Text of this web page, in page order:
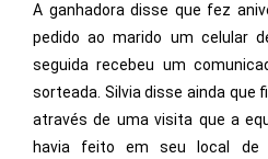
A ganhadora disse que fez
pedido ao marido um celular
seguida recebeu um
sorteada. Silvia disse ainda que
através de uma visita que a
havia feito em seu local de